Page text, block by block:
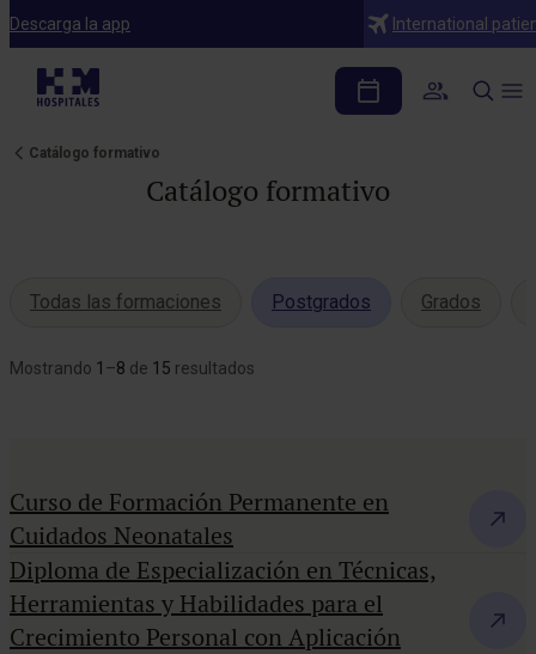
Descarga la app International
Catálogo formativo
Catálogo formativo
Todas las formaciones Postgrados Grados
Mostrando 1 –8 de 15 resultados
Curso de Formación Permanente en
Cuidados Neonatales
Diploma de Especialización en Técnicas,
Herramientas y Habilidades para el
Crecimiento Personal con Aplicación